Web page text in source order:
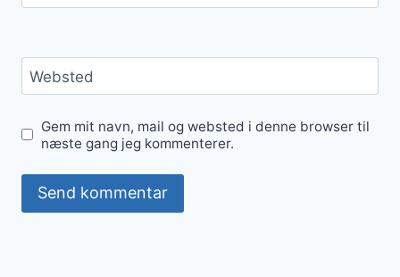
Websted
Gem mit navn, mail og websted i denne browser til
næste gang jeg kommenterer.